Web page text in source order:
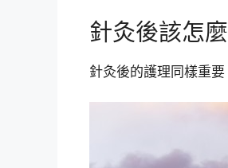
針灸後該怎
針灸後的護理同樣重